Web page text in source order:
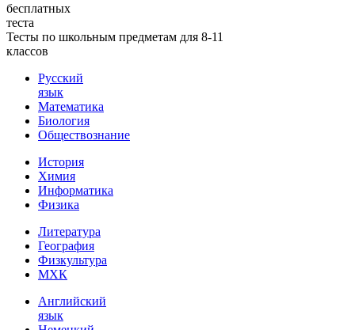
бесплатных
теста
Тесты по школьным предметам для 8-11
классов
Русский
язык
Математика
Биология
Обществознание
История
Химия
Информатика
Физика
Литература
География
Физкультура
МХК
Английский
язык